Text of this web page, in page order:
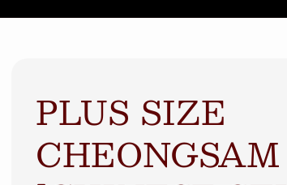
PLUS SIZE
CHEONGSAM